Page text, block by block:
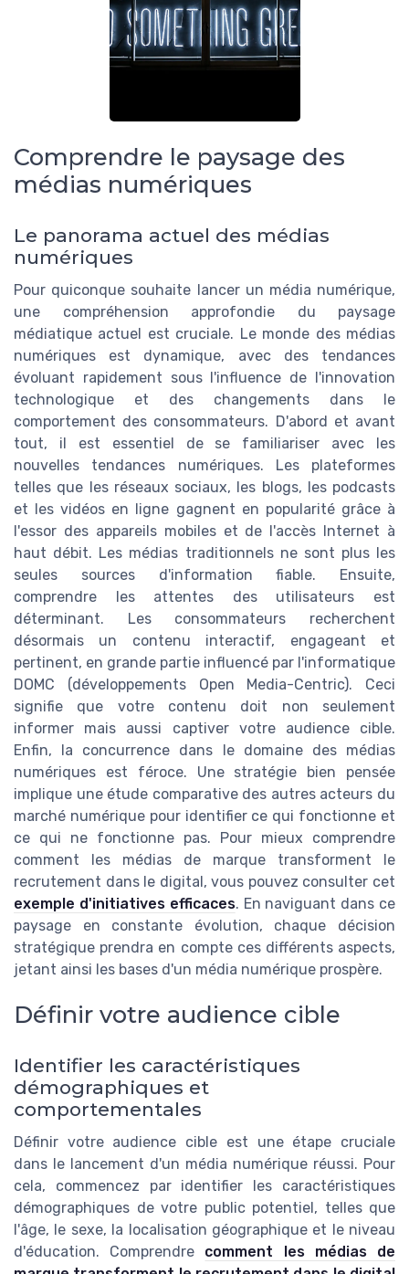
Comprendre le paysage des
médias numériques
Le panorama actuel des médias
numériques
Pour quiconque souhaite lancer un média numérique,
une compréhension approfondie du paysage
médiatique actuel est cruciale. Le monde des médias
numériques est dynamique, avec des tendances
évoluant rapidement sous l'influence de l'innovation
technologique et des changements dans le
comportement des consommateurs. D'abord et avant
tout, il est essentiel de se familiariser avec les
nouvelles tendances numériques. Les plateformes
telles que les réseaux sociaux, les blogs, les podcasts
et les vidéos en ligne gagnent en popularité grâce à
l'essor des appareils mobiles et de l'accès Internet à
haut débit. Les médias traditionnels ne sont plus les
seules sources d'information fiable. Ensuite,
comprendre les attentes des utilisateurs est
déterminant. Les consommateurs recherchent
désormais un contenu interactif, engageant et
pertinent, en grande partie influencé par l'informatique
DOMC (développements Open Media-Centric). Ceci
signifie que votre contenu doit non seulement
informer mais aussi captiver votre audience cible.
Enfin, la concurrence dans le domaine des médias
numériques est féroce. Une stratégie bien pensée
implique une étude comparative des autres acteurs du
marché numérique pour identifier ce qui fonctionne et
ce qui ne fonctionne pas. Pour mieux comprendre
comment les médias de marque transforment le
recrutement dans le digital, vous pouvez consulter cet
exemple d'initiatives efficaces. En naviguant dans ce
paysage en constante évolution, chaque décision
stratégique prendra en compte ces différents aspects,
jetant ainsi les bases d'un média numérique prospère.
Définir votre audience cible
Identifier les caractéristiques
démographiques et
comportementales
Définir votre audience cible est une étape cruciale
dans le lancement d'un média numérique réussi. Pour
cela, commencez par identifier les caractéristiques
démographiques de votre public potentiel, telles que
l'âge, le sexe, la localisation géographique et le niveau
d'éducation. Comprendre comment les médias de